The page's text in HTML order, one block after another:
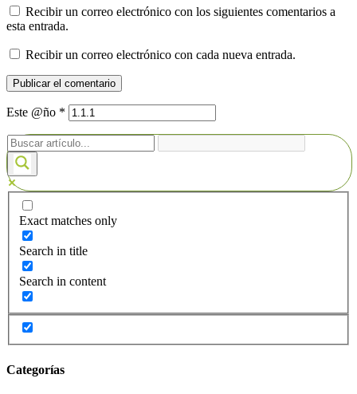
Recibir un correo electrónico con los siguientes comentarios a
esta entrada.
Recibir un correo electrónico con cada nueva entrada.
Este @ño *
Exact matches only
Search in title
Search in content
Categorías